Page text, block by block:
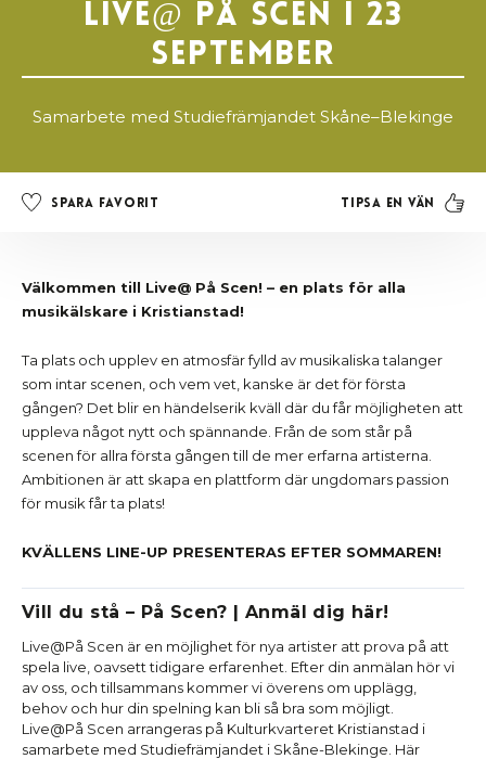
Live@ På Scen I 23
september
Samarbete med Studiefrämjandet Skåne–Blekinge
Spara favorit Tipsa en vän
Välkommen till Live@ På Scen! – en plats för alla
musikälskare i Kristianstad!
Ta plats och upplev en atmosfär fylld av musikaliska talanger
som intar scenen, och vem vet, kanske är det för första
gången? Det blir en händelserik kväll där du får möjligheten att
uppleva något nytt och spännande. Från de som står på
scenen för allra första gången till de mer erfarna artisterna.
Ambitionen är att skapa en plattform där ungdomars passion
för musik får ta plats!
KVÄLLENS LINE-UP PRESENTERAS EFTER SOMMAREN!
Vill du stå – På Scen? | Anmäl dig här!
Live@På Scen är en möjlighet för nya artister att prova på att
spela live, oavsett tidigare erfarenhet. Efter din anmälan hör vi
av oss, och tillsammans kommer vi överens om upplägg,
behov och hur din spelning kan bli så bra som möjligt.
Live@På Scen arrangeras på Kulturkvarteret Kristianstad i
samarbete med Studiefrämjandet i Skåne-Blekinge. Här